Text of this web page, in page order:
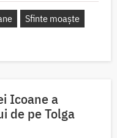
Sfinte moaște
Icoane a
de pe Tolga